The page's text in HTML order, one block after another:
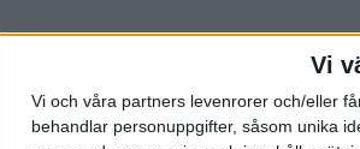
Vi
Vi och våra partners levenrorer och/eller
behandlar personuppgifter, såsom unika
Snabbaste segertiden på 12 år i
Stockholm Halvmaraton
30 aug 2025